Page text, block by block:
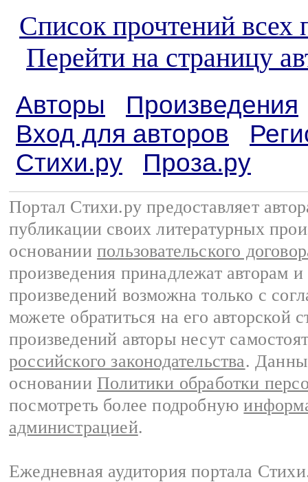
Список прочтений всех
Перейти на страницу
Авторы
Произведения
Вход для авторов
Стихи.ру
Проза.ру
Портал Стихи.ру предоставляет
публикации своих литературных
основании пользовательского
произведения принадлежат авторам
произведений возможна только с
можете обратиться на его авторской
произведений авторы несут
российского законодательства.
основании Политики обработки
посмотреть более подробную
администрацией.
Ежедневная аудитория портала